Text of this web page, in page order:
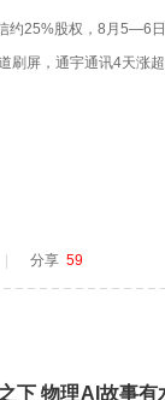
约25%股权，8月5—6
刷屏，通宇通讯4天涨
系，未签任何联合开
业化遥遥无期。这盆冷
分享 59
下 物理AI故事有